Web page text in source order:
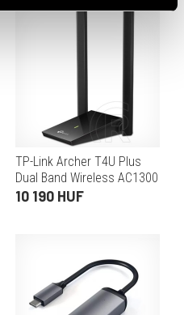
TP-Link Archer T4U Plus
Dual Band Wireless AC1300
hálózati kártya (USB)
10 190 HUF